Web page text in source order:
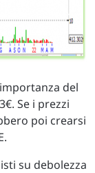
del
Se i prezzi
poi crearsi
su debolezza